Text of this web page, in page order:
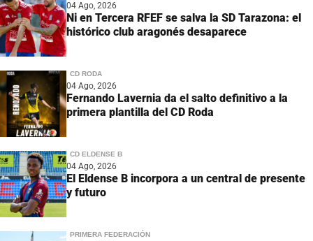
04 Ago, 2026
Ni en Tercera RFEF se salva la SD Tarazona: el
histórico club aragonés desaparece
CD RODA
04 Ago, 2026
Fernando Lavernia da el salto definitivo a la
primera plantilla del CD Roda
CD ELDENSE B
04 Ago, 2026
El Eldense B incorpora a un central de presente
y futuro
PRIMERA FEDERACIÓN